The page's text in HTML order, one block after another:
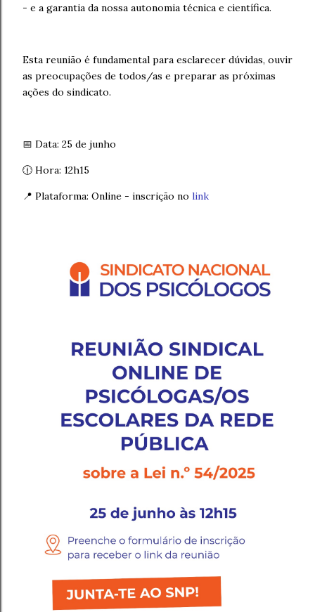
- e a garantia da nossa autonomia técnica e científica.
Esta reunião é fundamental para esclarecer dúvidas, ouvir
as preocupações de todos/as e preparar as próximas
ações do sindicato.
📅 Data: 25 de junho
🕧 Hora: 12h15
📍 Plataforma: Online - inscrição no link